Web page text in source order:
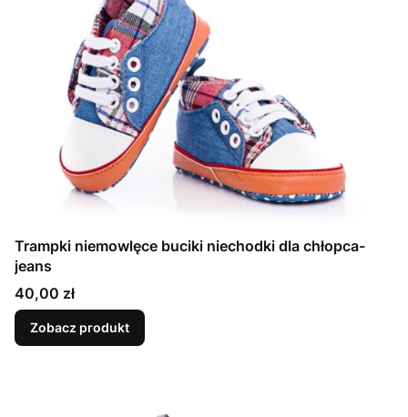
Trampki niemowlęce buciki niechodki dla chłopca-
jeans
Cena
40,00 zł
Zobacz produkt